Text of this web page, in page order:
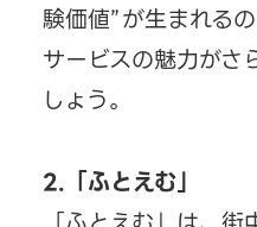
験価値”が生まれる
サービスの魅力がさ
しょう。
2.「ふとえむ」